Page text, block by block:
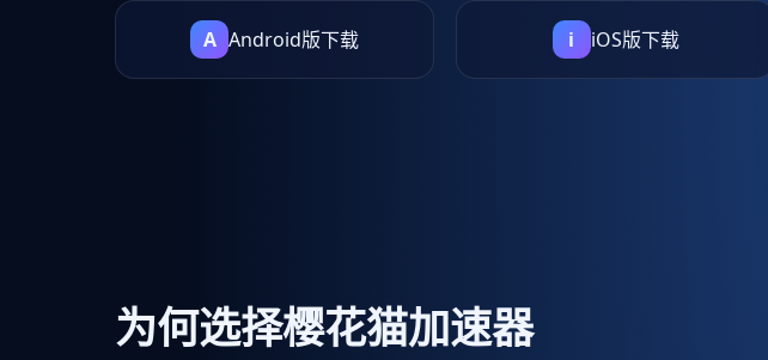
A Android版下载 i iOS版下载
为何选择樱花猫加速器